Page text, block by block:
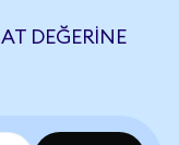
DEĞERINE